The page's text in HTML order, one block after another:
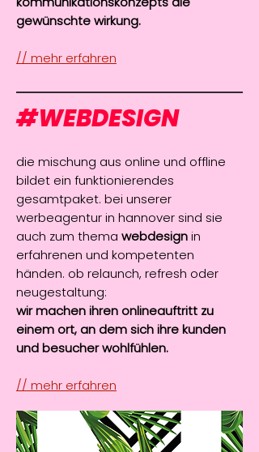
gewünschte wirkung.
// mehr erfahren
#WEBDESIGN
die mischung aus online und offline
bildet ein funktionierendes
gesamtpaket. bei unserer
werbeagentur in hannover sind sie
auch zum thema webdesignin
erfahrenen und kompetenten
händen. ob relaunch, refresh oder
neugestaltung:
wir machen ihren onlineauftritt zu
einem ort, an dem sich ihre kunden
und besucher wohlfühlen.
// mehr erfahren